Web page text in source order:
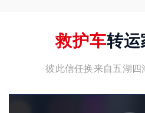
救护车转运
彼此信任换来自五湖四